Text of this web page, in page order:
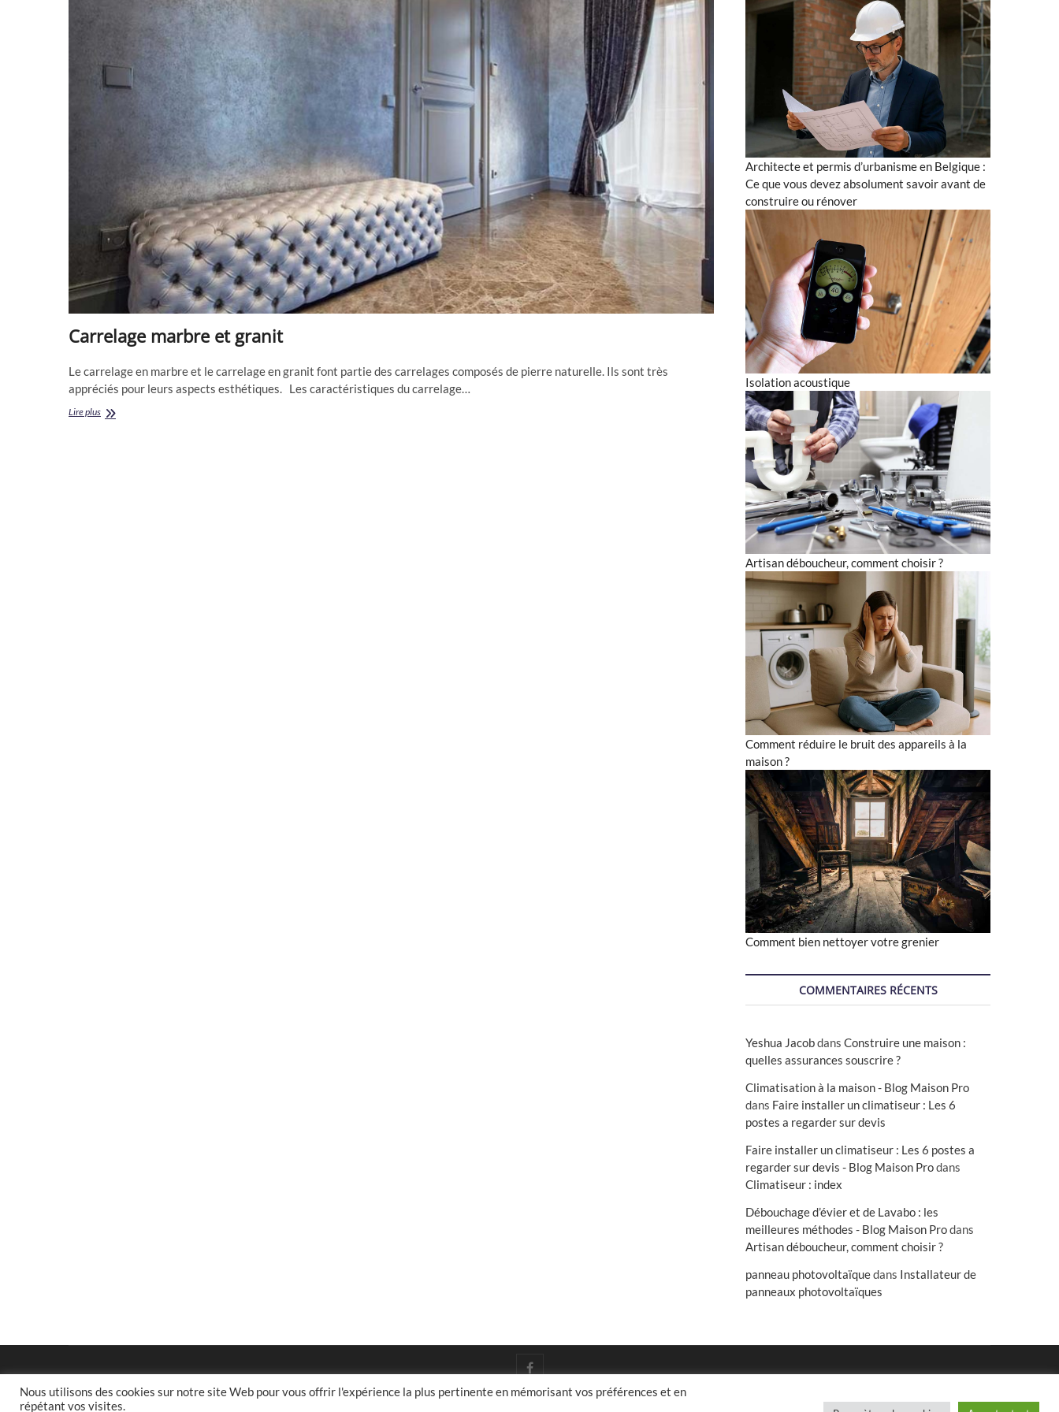
Carrelage marbre et granit
Le carrelage en marbre et le carrelage en granit font partie des carrelages composés de pierre naturelle. Ils sont très
appréciés pour leurs aspects esthétiques. Les caractéristiques du carrelage…
Lire plusCarrelage
Architecte et permis d’urbanisme en Belgique :
Ce que vous devez absolument savoir avant de
construire ou rénover
Isolation acoustique
Artisan déboucheur, comment choisir ?
Comment réduire le bruit des appareils à la
maison ?
Comment bien nettoyer votre grenier
COMMENTAIRES RÉCENTS
Yeshua Jacobdans Construire une maison :
quelles assurances souscrire ?
Climatisation à la maison - Blog Maison Pro
dans Faire installer un climatiseur : Les 6
postes a regarder sur devis
Faire installer un climatiseur : Les 6 postes a
regarder sur devis - Blog Maison Prodans
Climatiseur : index
Débouchage d’évier et de Lavabo : les
meilleures méthodes - Blog Maison Prodans
Artisan déboucheur, comment choisir ?
panneau photovoltaïquedans Installateur de
panneaux photovoltaïques
facebook
Nous utilisons des cookies sur notre site Web pour vous offrir l'expérience la plus pertinente en mémorisant vos préférences et en
répétant vos visites.